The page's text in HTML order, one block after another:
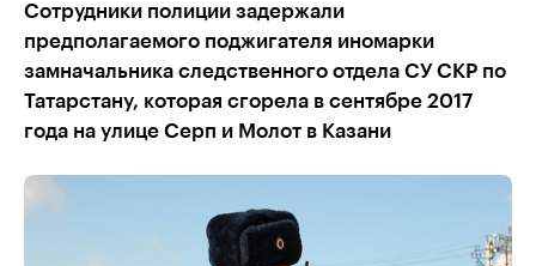
Сотрудники полиции задержали
предполагаемого поджигателя иномарки
замначальника следственного отдела СУ СКР по
Татарстану, которая сгорела в сентябре 2017
года на улице Серп и Молот в Казани